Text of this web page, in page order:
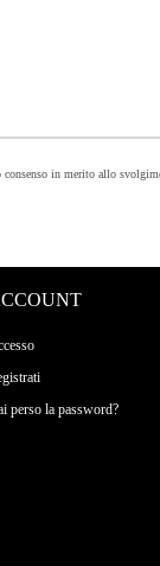
in merito allo
perso la password?